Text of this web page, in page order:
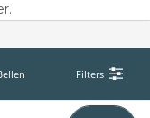
Filters